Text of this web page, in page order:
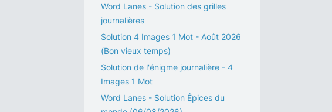
Word Lanes - Solution des grilles
journalières
Solution 4 Images 1 Mot - Août 2026
(Bon vieux temps)
Solution de l'énigme journalière - 4
Images 1 Mot
Word Lanes - Solution Épices du